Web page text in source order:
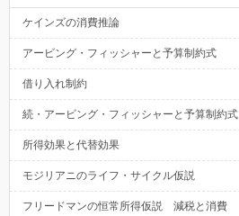
ケインズの消費推論
アービング・フィッシャーと予算制約式
借り入れ制約
続・アービング・フィッシャーと予算制約式
所得効果と代替効果
モジリアニのライフ・サイクル仮説
フリードマンの恒常所得仮説 減税と消費